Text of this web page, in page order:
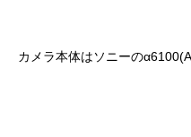
カメラ本体はソニーの